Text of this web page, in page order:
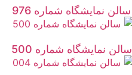
سالن نمایشگاه شماره 976
سالن نمایشگاه شماره 500